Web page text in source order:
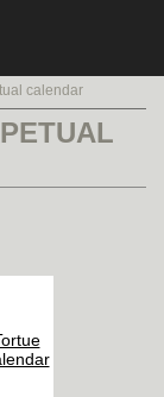
calendar